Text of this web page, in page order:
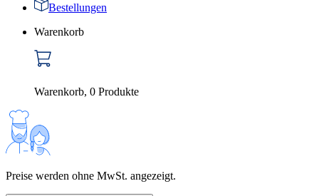
Bestellungen
Warenkorb
Warenkorb, 0 Produkte
Preise werden ohne MwSt. angezeigt.